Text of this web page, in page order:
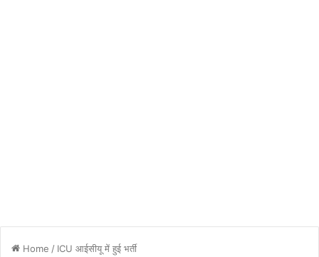
Home / ICU आईसीयू में हुई भर्ती